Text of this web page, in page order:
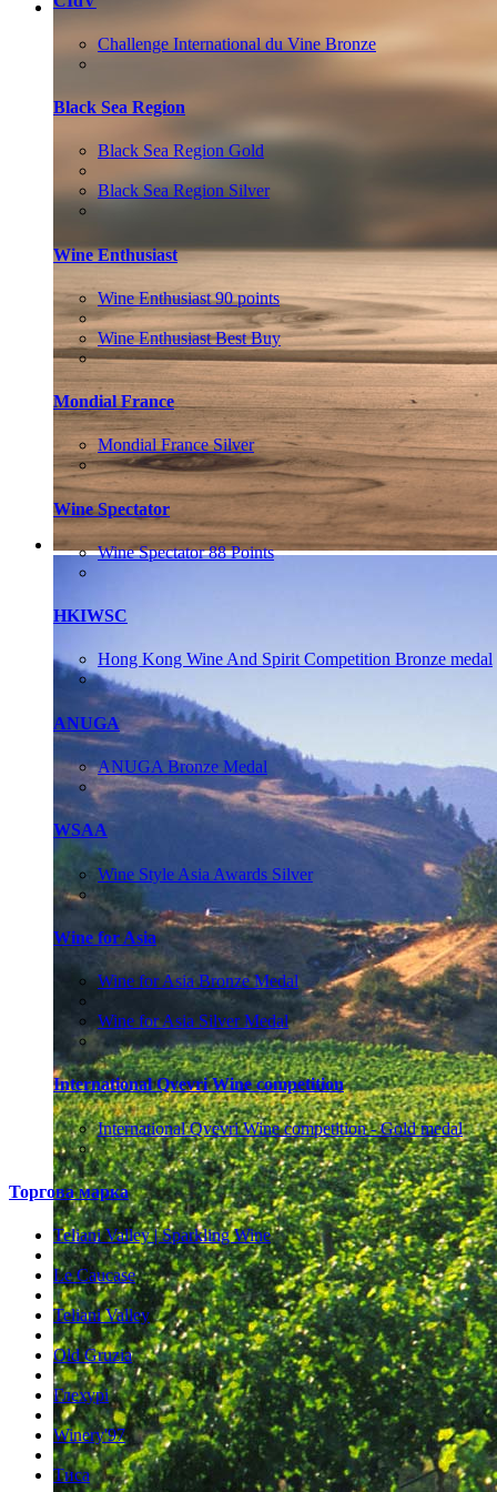
Challenge International du Vine Bronze
Black Sea Region
Black Sea Region Gold
Black Sea Region Silver
Wine Enthusiast
Wine Enthusiast 90 points
Wine Enthusiast Best Buy
Mondial France
Mondial France Silver
Wine Spectator
Wine Spectator 88 Points
HKIWSC
Hong Kong Wine And Spirit Competition Bronze medal
ANUGA
ANUGA Bronze Medal
WSAA
Wine Style Asia Awards Silver
Wine for Asia
Wine for Asia Bronze Medal
Wine for Asia Silver Medal
International Qvevri Wine competition
International Qvevri Wine competition - Gold medal
Торгова марка
Teliani Valley | Sparkling Wine
Le Caucase
Teliani Valley
Old Gruzia
Глехурі
Winery'97
Тиса
ВАКАНСІЇ